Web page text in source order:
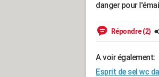
danger pour
Répondre (2)
A voir également:
Esprit de sel wc